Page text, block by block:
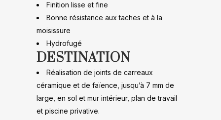
Finition lisse et fine
Bonne résistance aux taches et à la
moisissure
Hydrofugé
DESTINATION
Réalisation de joints de carreaux
céramique et de faïence, jusqu’à 7 mm de
large, en sol et mur intérieur, plan de travail
et piscine privative.